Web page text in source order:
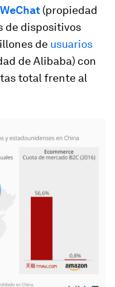
WeChat (propiedad
de dispositivos
de usuarios
de Alibaba) con
total frente al